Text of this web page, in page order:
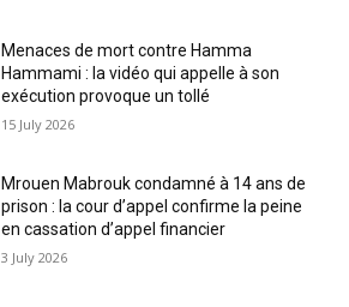
Menaces de mort contre Hamma
Hammami : la vidéo qui appelle à son
exécution provoque un tollé
15 July 2026
Mrouen Mabrouk condamné à 14 ans de
prison : la cour d’appel confirme la peine
en cassation d’appel financier
3 July 2026